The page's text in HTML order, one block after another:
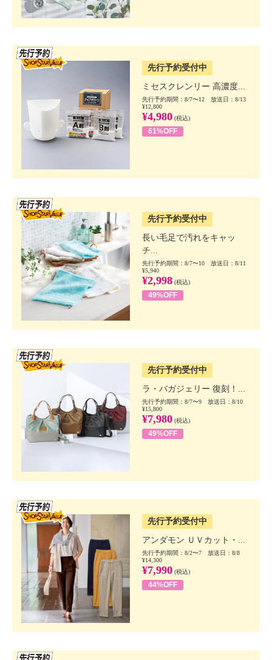
先行予約受付中
ミセスクレンリー 高濃度...
先行予約期間：8/7〜12 放送日：8/13
¥12,800
¥4,980 (税込)
61%OFF
先行予約受付中
長い毛足で汚れをキャッ
チ...
先行予約期間：8/7〜10 放送日：8/11
¥5,940
¥2,998 (税込)
49%OFF
先行予約受付中
ラ・バガジェリー 復刻！...
先行予約期間：8/7〜9 放送日：8/10
¥15,800
¥7,980 (税込)
49%OFF
先行予約受付中
アンダモン ＵＶカット・...
先行予約期間：8/2〜7 放送日：8/8
¥14,300
¥7,990 (税込)
44%OFF